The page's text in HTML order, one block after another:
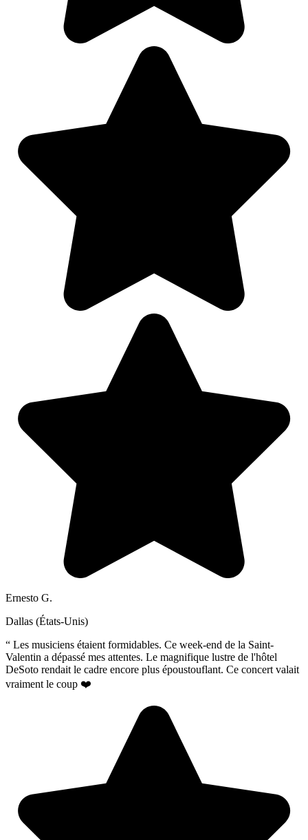
Ernesto G.
Dallas (États-Unis)
“ Les musiciens étaient formidables. Ce week-end de la Saint-
Valentin a dépassé mes attentes. Le magnifique lustre de l'hôtel
DeSoto rendait le cadre encore plus époustouflant. Ce concert valait
vraiment le coup ❤️